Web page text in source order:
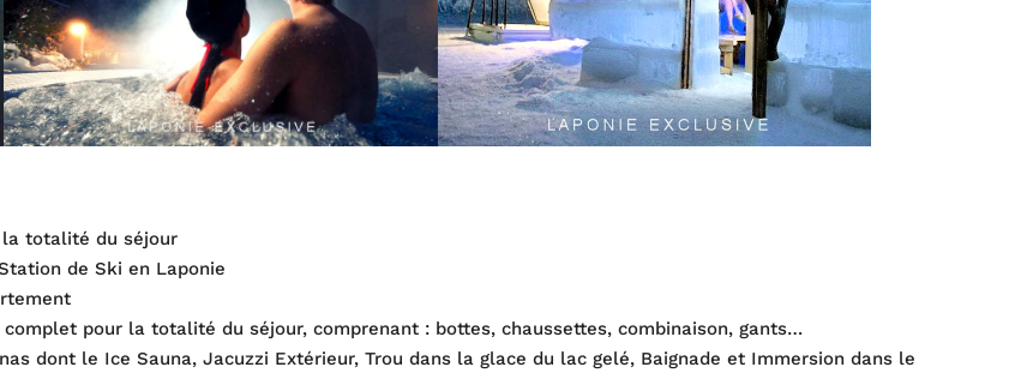
la totalité du séjour
de Ski en Laponie
pour la totalité du séjour, comprenant : bottes, chaussettes, combinaison, gants…
dont le Ice Sauna, Jacuzzi Extérieur, Trou dans la glace du lac gelé, Baignade et Immersion dans le